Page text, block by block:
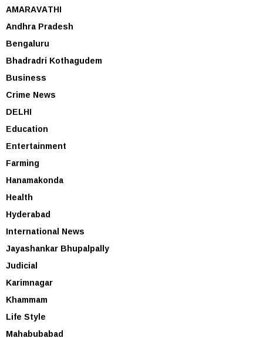
AMARAVATHI
Andhra Pradesh
Bengaluru
Bhadradri Kothagudem
Business
Crime News
DELHI
Education
Entertainment
Farming
Hanamakonda
Health
Hyderabad
International News
Jayashankar Bhupalpally
Judicial
Karimnagar
Khammam
Life Style
Mahabubabad